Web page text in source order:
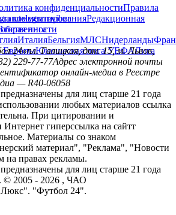
конфиденциальностиПравила
комментированияРедакционная
telegramviber
лига
ИталияБельгияМЛСНидерланды
ЕвропыЮношеская лига УЕФАЛига
24»пл. Галицкая, дом. 15, м. Львов,
229-77-77Адрес электронной почты
онлайн-медиа в Реестре
— R40-06058
для лиц старше 21 года
любых материалов ссылка
При цитировании и
Интернет гиперссылка на сайтт
Материалы со знаком
материал", "Реклама", "Новости
на правах рекламы.
для лиц старше 21 года
© 2005 - 2026 , ЧАО
Люкс". "Футбол 24".